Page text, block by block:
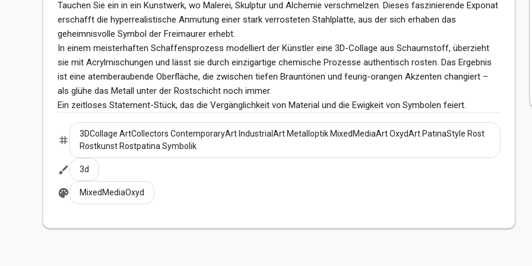
Tauchen Sie ein in ein Kunstwerk, wo Malerei, Skulptur und Alchemie verschmelzen. Dieses faszinierende Exponat
erschafft die hyperrealistische Anmutung einer stark verrosteten Stahlplatte, aus der sich erhaben das
geheimnisvolle Symbol der Freimaurer erhebt.
In einem meisterhaften Schaffensprozess modelliert der Künstler eine 3D-Collage aus Schaumstoff, überzieht
sie mit Acrylmischungen und lässt sie durch einzigartige chemische Prozesse authentisch rosten. Das Ergebnis
ist eine atemberaubende Oberfläche, die zwischen tiefen Brauntönen und feurig-orangen Akzenten changiert –
als glühe das Metall unter der Rostschicht noch immer.
Ein zeitloses Statement-Stück, das die Vergänglichkeit von Material und die Ewigkeit von Symbolen feiert.
tag
3DCollage ArtCollectors ContemporaryArt IndustrialArt Metalloptik MixedMediaArt OxydArt PatinaStyle Rost
Rostkunst Rostpatina Symbolik
brush 3d
palette MixedMediaOxyd